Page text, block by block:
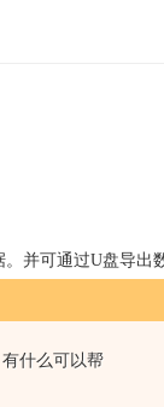
什么可以帮
并可通过U盘导出
时减少能耗，达到
温及光照强度等多